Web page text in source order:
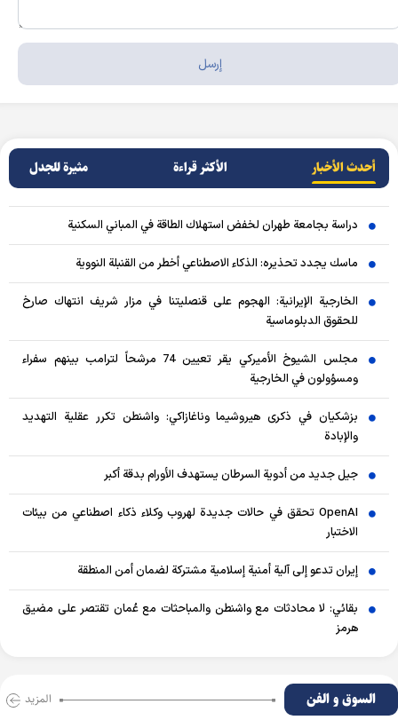
أحدث الأخبار الأکثر قراءة مثيرة للجدل
دراسة بجامعة طهران لخفض استهلاك الطاقة في المباني السكنية
ماسك يجدد تحذيره: الذكاء الاصطناعي أخطر من القنبلة النووية
الخارجية الإيرانية: الهجوم على قنصليتنا في مزار شريف انتهاك صارخ
للحقوق الدبلوماسية
مجلس الشيوخ الأميركي يقر تعيين 74 مرشحاً لترامب بينهم سفراء
ومسؤولون في الخارجية
بزشكيان في ذكرى هيروشيما وناغازاكي: واشنطن تكرر عقلية التهديد
والإبادة
جيل جديد من أدوية السرطان يستهدف الأورام بدقة أكبر
OpenAI تحقق في حالات جديدة لهروب وكلاء ذكاء اصطناعي من بيئات
الاختبار
إيران تدعو إلى آلية أمنية إسلامية مشتركة لضمان أمن المنطقة
بقائي: لا محادثات مع واشنطن والمباحثات مع عُمان تقتصر على مضيق
هرمز
السوق و الفن المزید